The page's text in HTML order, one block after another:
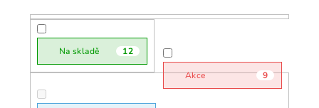
r
d
u
Na skladě 12
Akce 9